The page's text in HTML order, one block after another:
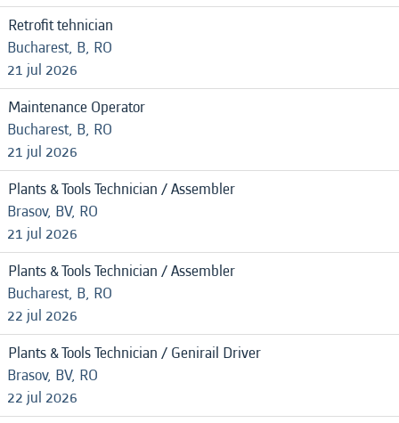
Retrofit tehnician
Bucharest, B, RO
21 jul 2026
Maintenance Operator
Bucharest, B, RO
21 jul 2026
Plants & Tools Technician / Assembler
Brasov, BV, RO
21 jul 2026
Plants & Tools Technician / Assembler
Bucharest, B, RO
22 jul 2026
Plants & Tools Technician / Genirail Driver
Brasov, BV, RO
22 jul 2026